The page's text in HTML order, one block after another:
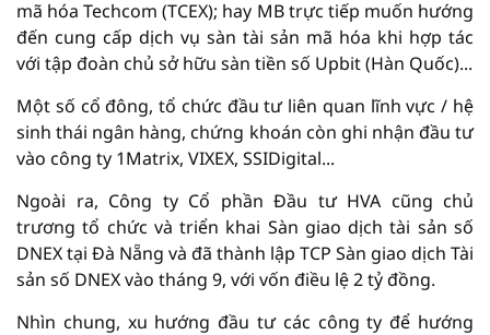
mã hóa Techcom (TCEX); hay MB trực tiếp muốn hướng
đến cung cấp dịch vụ sàn tài sản mã hóa khi hợp tác
với tập đoàn chủ sở hữu sàn tiền số Upbit (Hàn Quốc)...
Một số cổ đông, tổ chức đầu tư liên quan lĩnh vực / hệ
sinh thái ngân hàng, chứng khoán còn ghi nhận đầu tư
vào công ty 1Matrix, VIXEX, SSIDigital...
Ngoài ra, Công ty Cổ phần Đầu tư HVA cũng chủ
trương tổ chức và triển khai Sàn giao dịch tài sản số
DNEX tại Đà Nẵng và đã thành lập TCP Sàn giao dịch Tài
sản số DNEX vào tháng 9, với vốn điều lệ 2 tỷ đồng.
Nhìn chung, xu hướng đầu tư các công ty để hướng